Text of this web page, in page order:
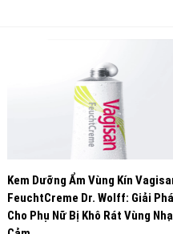
Kem Dưỡng Ẩm Vùng Kín
FeuchtCreme Dr. Wolff: Giải
Cho Phụ Nữ Bị Khô Rát Vùng